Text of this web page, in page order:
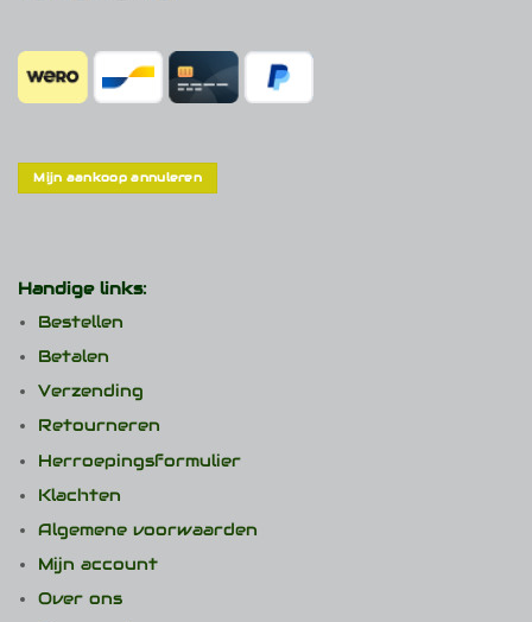
Mijn aankoop annuleren
Handige links:
Bestellen
Betalen
Verzending
Retourneren
Herroepingsformulier
Klachten
Algemene voorwaarden
Mijn account
Over ons